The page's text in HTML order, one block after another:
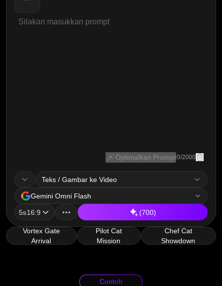
Optimalkan Prompt0/2000
Teks / Gambar ke Video
model
Gemini Omni Flash
5s16:9 (700)
Vortex Gate
Arrival
Pilot Cat
Mission
Chef Cat
Showdown
Contoh